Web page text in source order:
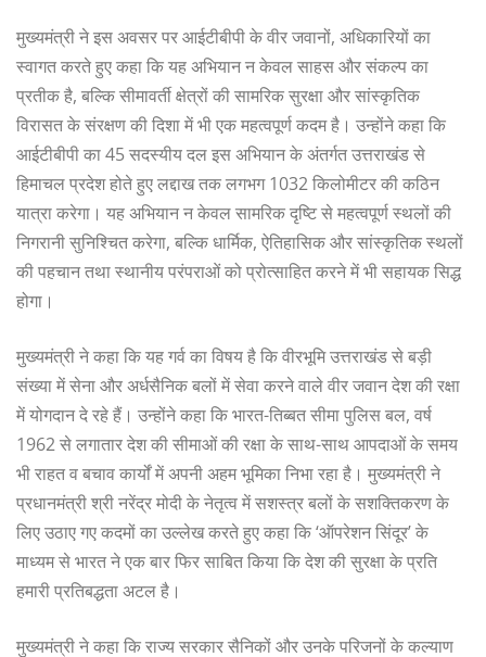
मुख्यमंत्री ने इस अवसर पर आईटीबीपी के वीर जवानों, अधिकारियों का
स्वागत करते हुए कहा कि यह अभियान न केवल साहस और संकल्प का
प्रतीक है, बल्कि सीमावर्ती क्षेत्रों की सामरिक सुरक्षा और सांस्कृतिक
विरासत के संरक्षण की दिशा में भी एक महत्वपूर्ण कदम है। उन्होंने कहा कि
आईटीबीपी का 45 सदस्यीय दल इस अभियान के अंतर्गत उत्तराखंड से
हिमाचल प्रदेश होते हुए लद्दाख तक लगभग 1032 किलोमीटर की कठिन
यात्रा करेगा। यह अभियान न केवल सामरिक दृष्टि से महत्वपूर्ण स्थलों की
निगरानी सुनिश्चित करेगा, बल्कि धार्मिक, ऐतिहासिक और सांस्कृतिक स्थलों
की पहचान तथा स्थानीय परंपराओं को प्रोत्साहित करने में भी सहायक सिद्ध
होगा।
मुख्यमंत्री ने कहा कि यह गर्व का विषय है कि वीरभूमि उत्तराखंड से बड़ी
संख्या में सेना और अर्धसैनिक बलों में सेवा करने वाले वीर जवान देश की रक्षा
में योगदान दे रहे हैं। उन्होंने कहा कि भारत-तिब्बत सीमा पुलिस बल, वर्ष
1962 से लगातार देश की सीमाओं की रक्षा के साथ-साथ आपदाओं के समय
भी राहत व बचाव कार्यों में अपनी अहम भूमिका निभा रहा है। मुख्यमंत्री ने
प्रधानमंत्री श्री नरेंद्र मोदी के नेतृत्व में सशस्त्र बलों के सशक्तिकरण के
लिए उठाए गए कदमों का उल्लेख करते हुए कहा कि ‘ऑपरेशन सिंदूर’ के
माध्यम से भारत ने एक बार फिर साबित किया कि देश की सुरक्षा के प्रति
हमारी प्रतिबद्धता अटल है।
मुख्यमंत्री ने कहा कि राज्य सरकार सैनिकों और उनके परिजनों के कल्याण